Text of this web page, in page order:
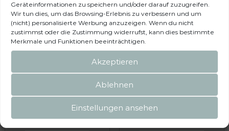
Geräteinformationen zu speichern und/oder darauf zuzugreifen.
Wir tun dies, um das Browsing-Erlebnis zu verbessern und um
(nicht) personalisierte Werbung anzuzeigen. Wenn du nicht
zustimmst oder die Zustimmung widerrufst, kann dies bestimmte
Merkmale und Funktionen beeinträchtigen.
Akzeptieren
Ablehnen
Einstellungen ansehen
ISOLITE Inside VW T7
Multivan Seitenfenster starr
Schiebetür links
34,50€
Versandkosten
Lieferzeit:5 Werktage
ISOLITE Inside VW T7
Multivan Seitenfenster starr
Schiebetür rechts
34,50€
zzgl.
Lieferzeit:5 Werktage